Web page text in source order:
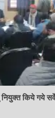
किये गये